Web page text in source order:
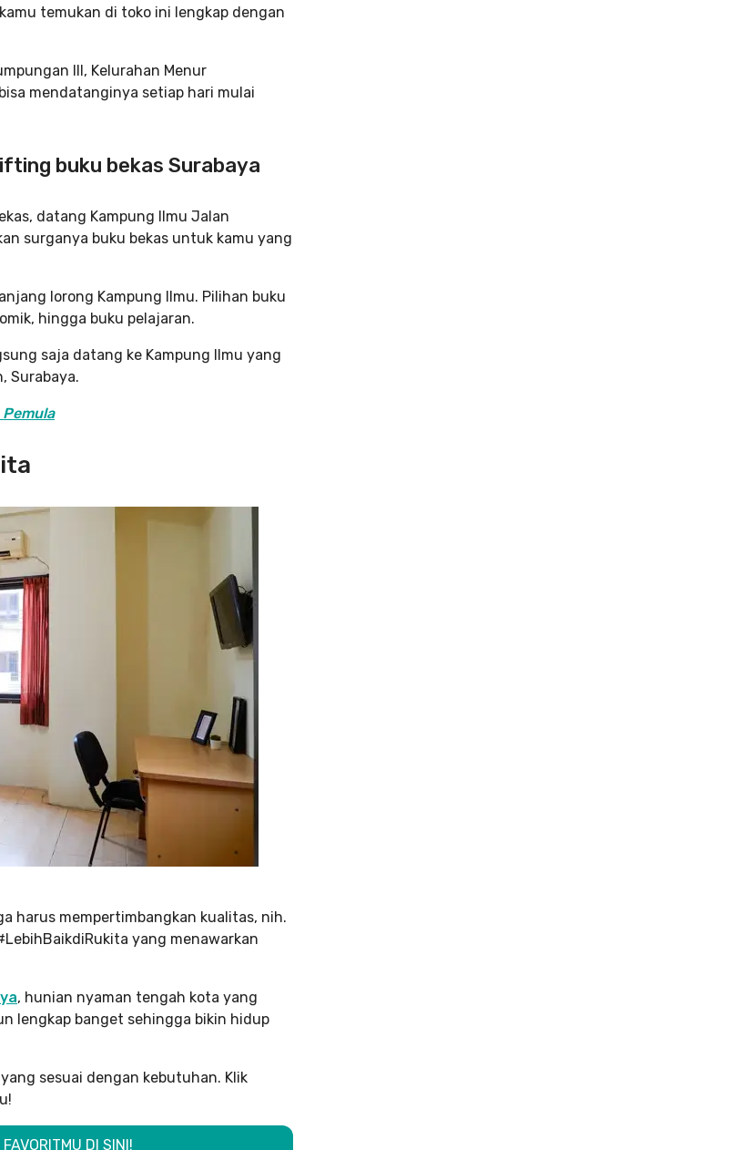
temukan di toko ini lengkap dengan
III, Kelurahan Menur
mendatanginya setiap hari mulai
buku bekas Surabaya
datang Kampung Ilmu Jalan
surganya buku bekas untuk kamu yang
lorong Kampung Ilmu. Pilihan buku
hingga buku pelajaran.
saja datang ke Kampung Ilmu yang
Surabaya.
harus mempertimbangkan kualitas, nih.
yang menawarkan
, hunian nyaman tengah kota yang
lengkap banget sehingga bikin hidup
sesuai dengan kebutuhan. Klik
DI SINI!